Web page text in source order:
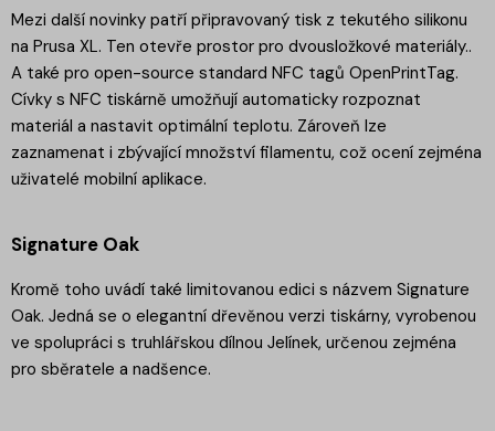
Mezi další novinky patří připravovaný tisk z tekutého silikonu
na Prusa XL. Ten otevře prostor pro dvousložkové materiály..
A také pro open-source standard NFC tagů OpenPrintTag.
Cívky s NFC tiskárně umožňují automaticky rozpoznat
materiál a nastavit optimální teplotu. Zároveň lze
zaznamenat i zbývající množství filamentu, což ocení zejména
uživatelé mobilní aplikace.
Signature Oak
Kromě toho uvádí také limitovanou edici s názvem Signature
Oak. Jedná se o elegantní dřevěnou verzi tiskárny, vyrobenou
ve spolupráci s truhlářskou dílnou Jelínek, určenou zejména
pro sběratele a nadšence.